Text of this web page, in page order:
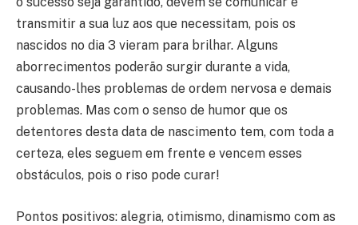
transmitir a sua luz aos que necessitam, pois os
nascidos no dia 3 vieram para brilhar. Alguns
aborrecimentos poderão surgir durante a vida,
causando-lhes problemas de ordem nervosa e demais
problemas. Mas com o senso de humor que os
detentores desta data de nascimento tem, com toda a
certeza, eles seguem em frente e vencem esses
obstáculos, pois o riso pode curar!
Pontos positivos: alegria, otimismo, dinamismo com as